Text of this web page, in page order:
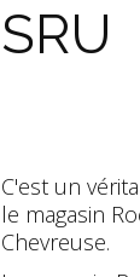
SRU
C'est un
le magasin
Chevreuse.